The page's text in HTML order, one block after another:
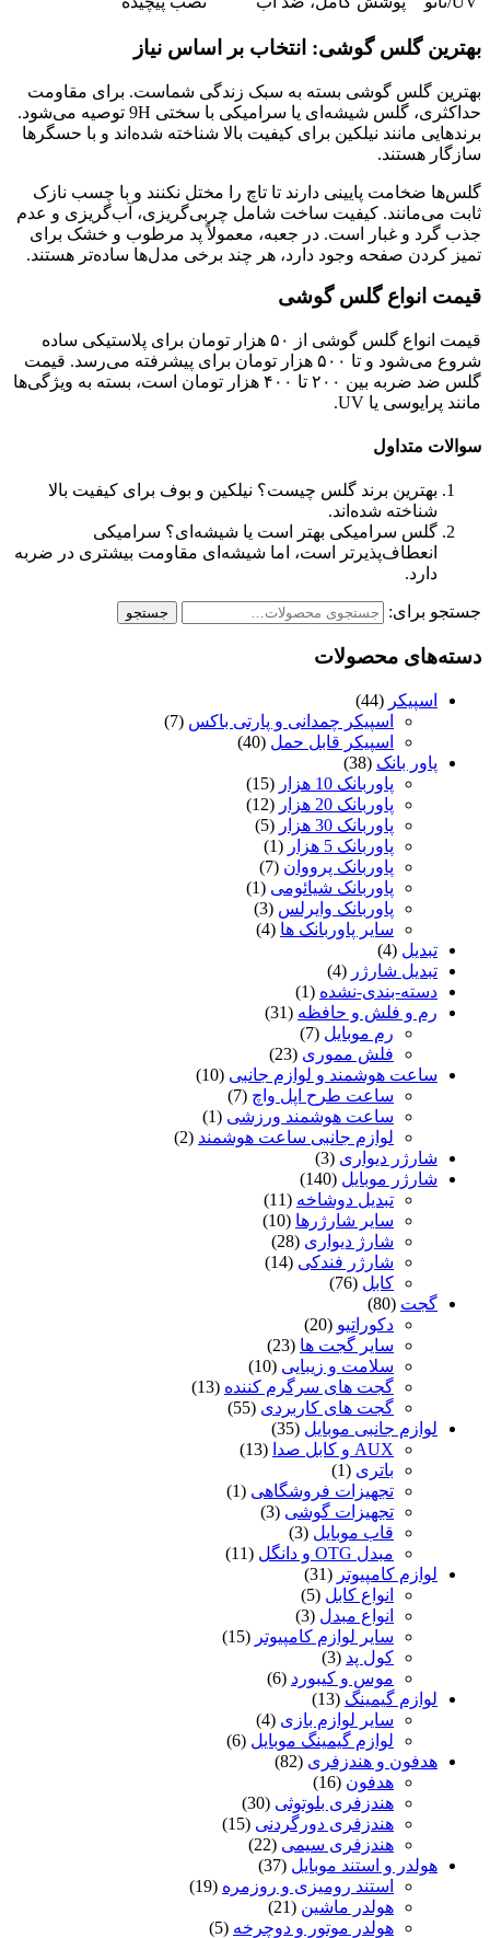
بهترین گلس گوشی: انتخاب بر اساس نیاز
بهترین گلس گوشی بسته به سبک زندگی شماست. برای مقاومت
حداکثری، گلس شیشه‌ای یا سرامیکی با سختی 9H توصیه می‌شود.
برندهایی مانند نیلکین برای کیفیت بالا شناخته شده‌اند و با حسگرها
سازگار هستند.
گلس‌ها ضخامت پایینی دارند تا تاچ را مختل نکنند و با چسب نازک
ثابت می‌مانند. کیفیت ساخت شامل چربی‌گریزی، آب‌گریزی و عدم
جذب گرد و غبار است. در جعبه، معمولاً پد مرطوب و خشک برای
تمیز کردن صفحه وجود دارد، هر چند برخی مدل‌ها ساده‌تر هستند.
قیمت انواع گلس گوشی
قیمت انواع گلس گوشی از ۵۰ هزار تومان برای پلاستیکی ساده
شروع می‌شود و تا ۵۰۰ هزار تومان برای پیشرفته می‌رسد. قیمت
گلس ضد ضربه بین ۲۰۰ تا ۴۰۰ هزار تومان است، بسته به ویژگی‌ها
مانند پرایوسی یا UV.
سوالات متداول
بهترین برند گلس چیست؟ نیلکین و بوف برای کیفیت بالا
شناخته شده‌اند.
گلس سرامیکی بهتر است یا شیشه‌ای؟ سرامیکی
انعطاف‌پذیرتر است، اما شیشه‌ای مقاومت بیشتری در ضربه
دارد.
جستجو برای: جستجو
دسته‌های محصولات
اسپیکر (44)
اسپیکر چمدانی و پارتی باکس (7)
اسپیکر قابل حمل (40)
پاور بانک (38)
پاوربانک 10 هزار
(15)
پاوربانک 20 هزار
(12)
پاوربانک 30 هزار
(5)
پاوربانک 5 هزار
(1)
پاوربانک پرووان (7)
پاوربانک شیائومی (1)
پاوربانک وایرلس (3)
سایر پاوربانک ها (4)
تبدیل (4)
تبدیل شارژر (4)
دسته-بندی-نشده (1)
رم و فلش و حافظه (31)
رم موبایل (7)
فلش مموری (23)
ساعت هوشمند و لوازم جانبی (10)
ساعت طرح اپل واچ (7)
ساعت هوشمند ورزشی (1)
لوازم جانبی ساعت هوشمند (2)
شارژر دیواری (3)
شارژر موبایل (140)
تبدیل دوشاخه (11)
سایر شارژرها (10)
شارژ دیواری (28)
شارژر فندکی (14)
کابل (76)
گجت (80)
دکوراتیو (20)
سایر گجت ها (23)
سلامت و زیبایی (10)
گجت های سرگرم کننده (13)
گجت های کاربردی (55)
لوازم جانبی موبایل (35)
AUX و کابل صدا
(13)
باتری (1)
تجهیزات فروشگاهی (1)
تجهیزات گوشی (3)
قاب موبایل (3)
مبدل OTG و دانگل
(11)
لوازم کامپیوتر (31)
انواع کابل (5)
انواع مبدل (3)
سایر لوازم کامپیوتر (15)
کول پد (3)
موس و کیبورد (6)
لوازم گیمینگ (13)
سایر لوازم بازی (4)
لوازم گیمینگ موبایل (6)
هدفون و هندزفری (82)
هدفون (16)
هندزفری بلوتوثی (30)
هندزفری دورگردنی (15)
هندزفری سیمی (22)
هولدر و استند موبایل (37)
استند رومیزی و روزمره (19)
هولدر ماشین (21)
هولدر موتور و دوچرخه (5)